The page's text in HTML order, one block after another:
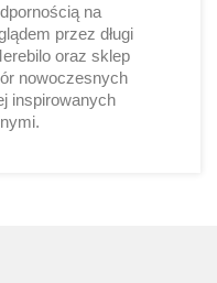
na
przez długi
oraz sklep
nowoczesnych
inspirowanych